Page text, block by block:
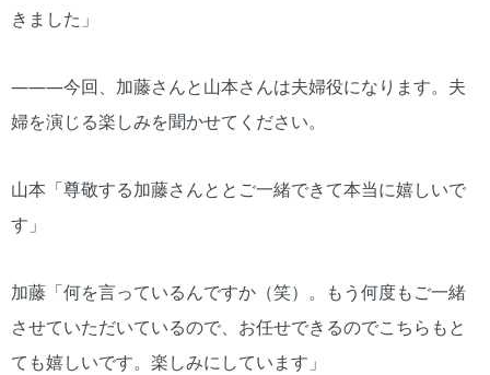
きました」
―――今回、加藤さんと山本さんは夫婦役になります。夫
婦を演じる楽しみを聞かせてください。
山本「尊敬する加藤さんととご一緒できて本当に嬉しいで
す」
加藤「何を言っているんですか（笑）。もう何度もご一緒
させていただいているので、お任せできるのでこちらもと
ても嬉しいです。楽しみにしています」